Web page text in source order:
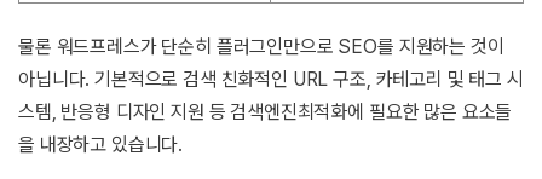
물론 워드프레스가 단순히 플러그인만으로 SEO를 지원하는 것이
아닙니다. 기본적으로 검색 친화적인 URL 구조, 카테고리 및 태그 시
스템, 반응형 디자인 지원 등 검색엔진최적화에 필요한 많은 요소들
을 내장하고 있습니다.